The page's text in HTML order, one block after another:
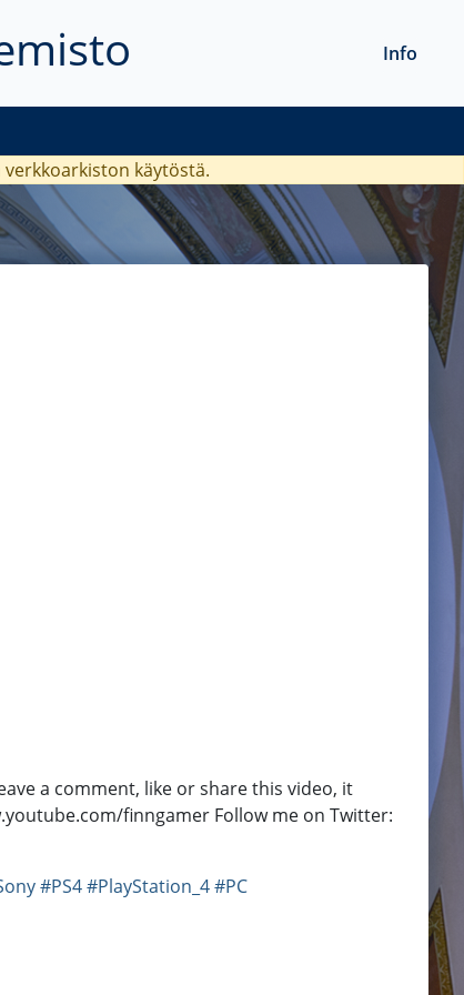
Info
verkkoarkiston käytöstä.
a comment, like or share this video, it
finngamer Follow me on Twitter:
#PS4#PlayStation_4#PC